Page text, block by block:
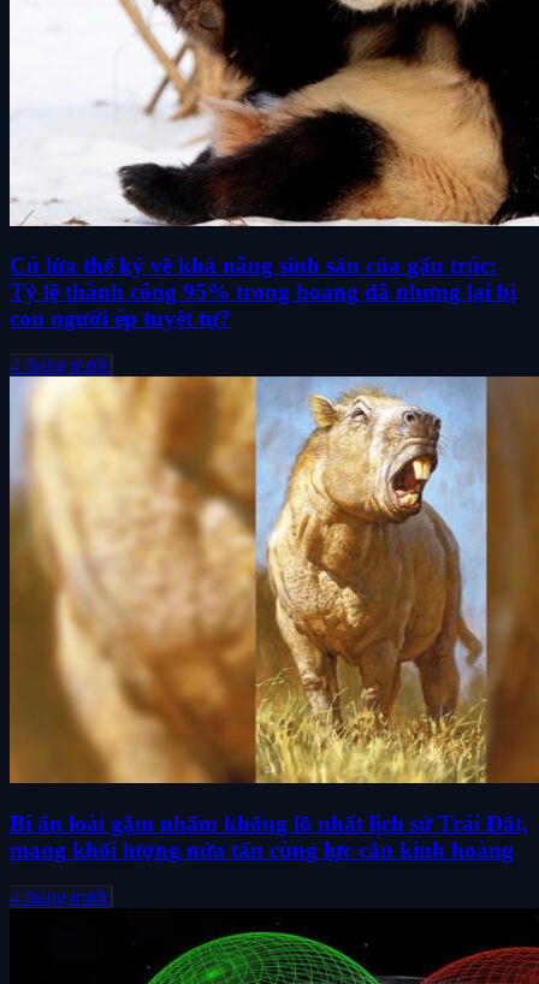
Cú lừa thế kỷ về khả năng sinh sản của gấu trúc:
Tỷ lệ thành công 95% trong hoang dã nhưng lại bị
con người ép tuyệt tự?
4 tháng trước
Bí ẩn loài gặm nhấm khổng lồ nhất lịch sử Trái Đất,
mang khối lượng nửa tấn cùng lực cắn kinh hoàng
4 tháng trước